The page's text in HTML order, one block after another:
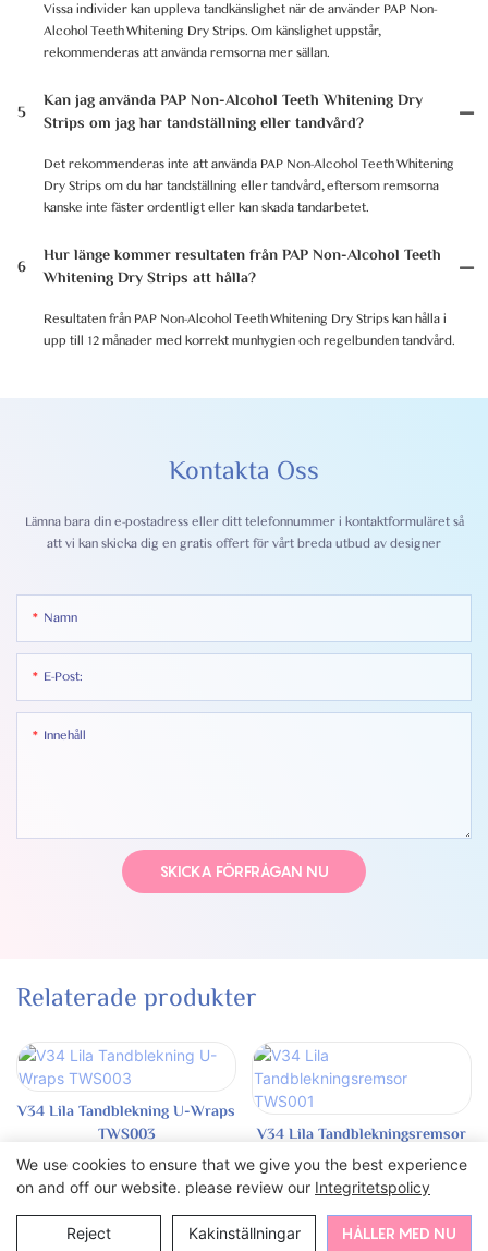
Vissa individer kan uppleva tandkänslighet när de använder PAP Non-
Alcohol Teeth Whitening Dry Strips. Om känslighet uppstår,
rekommenderas att använda remsorna mer sällan.
5
Kan jag använda PAP Non-Alcohol Teeth Whitening Dry
Strips om jag har tandställning eller tandvård?
Det rekommenderas inte att använda PAP Non-Alcohol Teeth Whitening
Dry Strips om du har tandställning eller tandvård, eftersom remsorna
kanske inte fäster ordentligt eller kan skada tandarbetet.
6
Hur länge kommer resultaten från PAP Non-Alcohol Teeth
Whitening Dry Strips att hålla?
Resultaten från PAP Non-Alcohol Teeth Whitening Dry Strips kan hålla i
upp till 12 månader med korrekt munhygien och regelbunden tandvård.
Kontakta Oss
Lämna bara din e-postadress eller ditt telefonnummer i kontaktformuläret så
att vi kan skicka dig en gratis offert för vårt breda utbud av designer
Namn
E-Post:
Innehåll
SKICKA FÖRFRÅGAN NU
Relaterade produkter
V34 Lila Tandblekning U-Wraps
TWS003
V34 Lila Tandblekningsremsor
TWS001
Copyright 2024 Bi WhiteIntegritet Webbkartan
We use cookies to ensure that we give you the best experience
on and off our website. please review our Integritetspolicy
Reject Kakinställningar HÅLLER MED NU